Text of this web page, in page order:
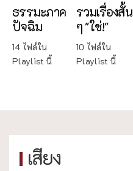
ธรรมะภาค
ปัจฉิม
14 ไฟล์ใน
Playlist นี้
รวมเรื่องสั้น
ๆ "ใช่!"
10 ไฟล์ใน
Playlist นี้
เสียง